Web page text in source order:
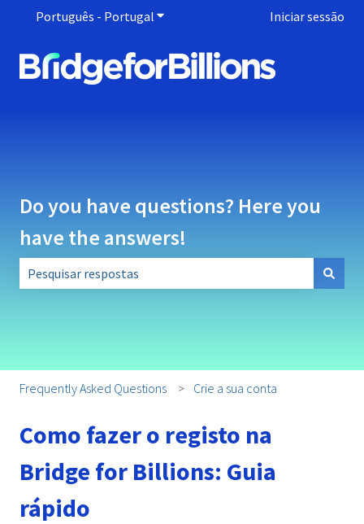
Português - Portugal Mostrar submenu para traduções
Iniciar sessão
Do you have questions? Here you
have the answers!
Frequently Asked Questions Crie a sua conta
Como fazer o registo na
Bridge for Billions: Guia
rápido